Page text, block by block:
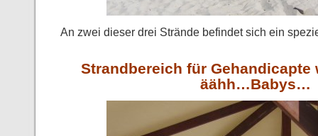
An zwei dieser drei Strände befindet sich ein
Strandbereich für
äähh…Babys…